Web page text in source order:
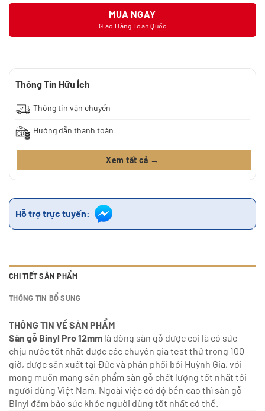
MUA NGAY
Giao Hàng Toàn Quốc
Thông Tin Hữu Ích
Thông tin vận chuyển
Hướng dẫn thanh toán
Xem tất cả →
Hỗ trợ trực tuyến:
CHI TIẾT SẢN PHẨM
THÔNG TIN BỔ SUNG
THÔNG TIN VỀ SẢN PHẨM
Sàn gỗ Binyl Pro 12mm là dòng sàn gỗ được coi là có sức
chịu nước tốt nhất được các chuyên gia test thử trong 100
giờ, được sản xuất tại Đức và phân phối bởi Huỳnh Gia, với
mong muốn mang sản phẩm sàn gỗ chất lượng tốt nhất tới
người dùng Việt Nam. Ngoài việc có độ bền cao thì sàn gỗ
Binyl đảm bảo sức khỏe người dùng tốt nhất có thể.